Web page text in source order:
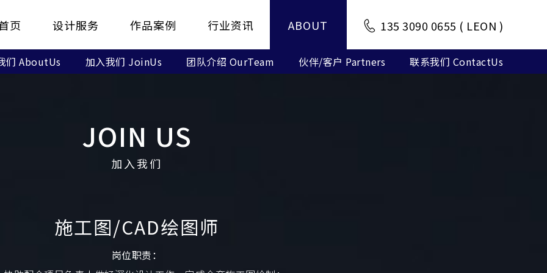
页 设计服务 作品案例 行业资讯 ABOUT 135 3090 0655 ( LEON )
们 AboutUs 加入我们 JoinUs 团队介绍 OurTeam 伙伴/客户 Partners 联系我们 ContactUs
JOIN US
加入我们
施工图/CAD绘图师
岗位职责：